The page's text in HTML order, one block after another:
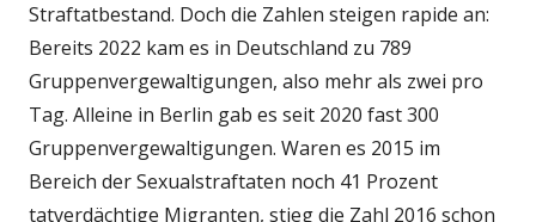
Straftatbestand. Doch die Zahlen steigen rapide an:
Bereits 2022 kam es in Deutschland zu 789
Gruppenvergewaltigungen, also mehr als zwei pro
Tag. Alleine in Berlin gab es seit 2020 fast 300
Gruppenvergewaltigungen. Waren es 2015 im
Bereich der Sexualstraftaten noch 41 Prozent
tatverdächtige Migranten, stieg die Zahl 2016 schon